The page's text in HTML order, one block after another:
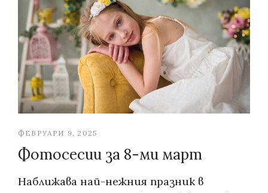
ФЕВРУАРИ 9, 2025
Фотосесии за 8-ми март
Наближава най-нежния празник в